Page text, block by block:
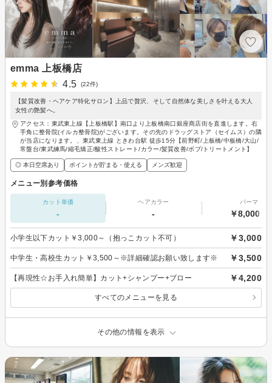
emma 上板橋店
4.5
(22件)
【髪質改善・ヘアケア特化サロン】上品で贅沢、そして自然体な美しさを叶える大人
女性の艶髪へ。
アクセス：東武東上線【上板橋駅】南口より上板橋南口銀座商店街を直進します。右
手角に整骨院(イルカ整骨院)がございます。その先のドラッグストア（セイムス）の隣
が当店になります。、東武東上線 ときわ台駅 徒歩15分【前野町/上板橋/中板橋/大山/
常盤台/東武練馬/縮毛矯正/酸性ストレート/カラー/髪質改善/ボブ/トリートメント】
◎ 本日空席あり ポイントが貯まる・使える メンズ歓迎
メニュー別参考価格
カット単価
-
ヘアカラー
-
パーマ
￥8,000～
小学生以下カット￥3,000～（抱っこカット不可） ￥3,000
中学生・高校生カット￥3,500～※詳細確認お願い致します※ ￥3,500
【再現性☆お手入れ簡単】カット+シャンプー+ブロー ￥4,200
すべてのメニューを見る
その他の情報を表示